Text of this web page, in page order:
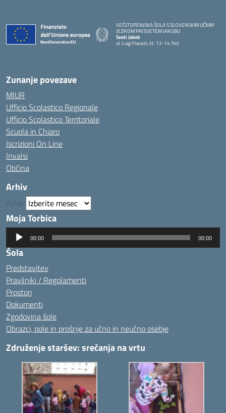
VEČSTOPENJSKA ŠOLA S SLOVENSKIM UČNIM
JEZIKOM PRI SVETEM JAKOBU
Sveti Jakob
ul. Luigi Frausin, št. 12-14 Trst
— Visita la pagina iniziale della scuola
Zunanje povezave
MIUR
Ufficio Scolastico Regionale
Ufficio Scolastico Territoriale
Scuola in Chiaro
Iscrizioni On Line
Invalsi
Občina
Arhiv
Arhiv
Moja Torbica
Predvajalnik
zvoka
00:00 00:00
Šola
Predstavitev
Pravilniki / Regolamenti
Prostori
Dokumenti
Zgodovina šole
Obrazci, pole in prošnje za učno in neučno osebje
Združenje staršev: srečanja na vrtu